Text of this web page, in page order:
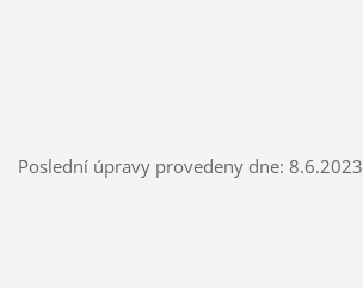
Poslední úpravy provedeny dne: 8.6.2023